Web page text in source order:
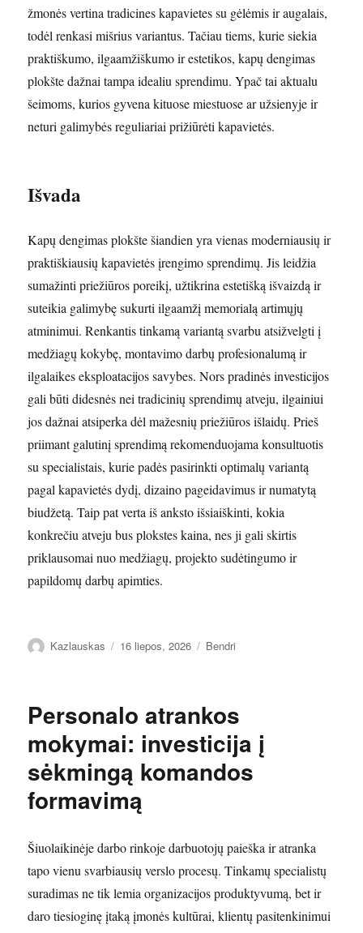
žmonės vertina tradicines kapavietes su gėlėmis ir augalais,
todėl renkasi mišrius variantus. Tačiau tiems, kurie siekia
praktiškumo, ilgaamžiškumo ir estetikos, kapų dengimas
plokšte dažnai tampa idealiu sprendimu. Ypač tai aktualu
šeimoms, kurios gyvena kituose miestuose ar užsienyje ir
neturi galimybės reguliariai prižiūrėti kapavietės.
Išvada
Kapų dengimas plokšte šiandien yra vienas moderniausių ir
praktiškiausių kapavietės įrengimo sprendimų. Jis leidžia
sumažinti priežiūros poreikį, užtikrina estetišką išvaizdą ir
suteikia galimybę sukurti ilgaamžį memorialą artimųjų
atminimui. Renkantis tinkamą variantą svarbu atsižvelgti į
medžiagų kokybę, montavimo darbų profesionalumą ir
ilgalaikes eksploatacijos savybes. Nors pradinės investicijos
gali būti didesnės nei tradicinių sprendimų atveju, ilgainiui
jos dažnai atsiperka dėl mažesnių priežiūros išlaidų. Prieš
priimant galutinį sprendimą rekomenduojama konsultuotis
su specialistais, kurie padės pasirinkti optimalų variantą
pagal kapavietės dydį, dizaino pageidavimus ir numatytą
biudžetą. Taip pat verta iš anksto išsiaiškinti, kokia
konkrečiu atveju bus plokstes kaina, nes ji gali skirtis
priklausomai nuo medžiagų, projekto sudėtingumo ir
papildomų darbų apimties.
Autorius
Kazlauskas Paskelbta
16 liepos, 2026 Kategorijos
Bendri
Personalo atrankos
mokymai: investicija į
sėkmingą komandos
formavimą
Šiuolaikinėje darbo rinkoje darbuotojų paieška ir atranka
tapo vienu svarbiausių verslo procesų. Tinkamų specialistų
suradimas ne tik lemia organizacijos produktyvumą, bet ir
daro tiesioginę įtaką įmonės kultūrai, klientų pasitenkinimui